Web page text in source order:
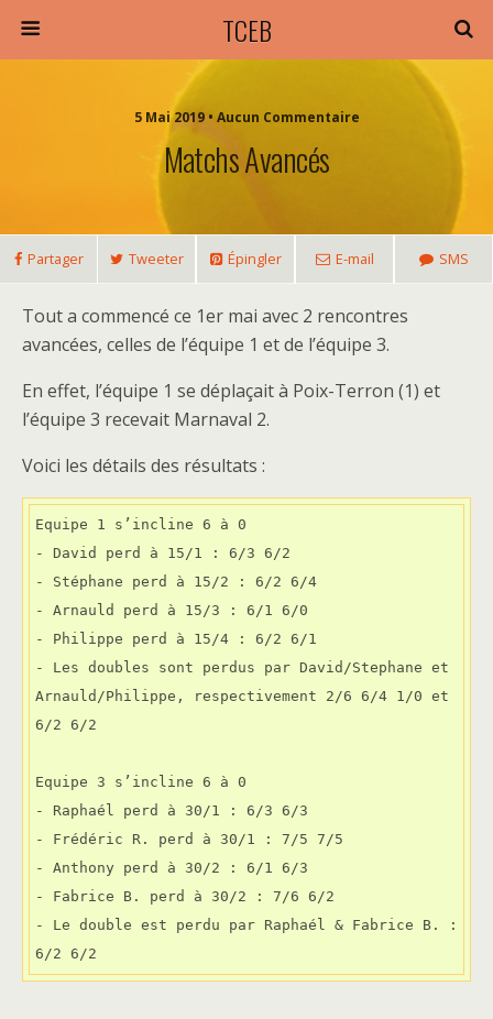
TCEB
5 Mai 2019 • Aucun Commentaire
Matchs Avancés
Partager Tweeter Épingler E-mail SMS
Tout a commencé ce 1er mai avec 2 rencontres
avancées, celles de l’équipe 1 et de l’équipe 3.
En effet, l’équipe 1 se déplaçait à Poix-Terron (1) et
l’équipe 3 recevait Marnaval 2.
Voici les détails des résultats :
Equipe 1 s’incline 6 à 0
- David perd à 15/1 : 6/3 6/2
- Stéphane perd à 15/2 : 6/2 6/4
- Arnauld perd à 15/3 : 6/1 6/0
- Philippe perd à 15/4 : 6/2 6/1
- Les doubles sont perdus par David/Stephane et
Arnauld/Philippe, respectivement 2/6 6/4 1/0 et
6/2 6/2
Equipe 3 s’incline 6 à 0
- Raphaél perd à 30/1 : 6/3 6/3
- Frédéric R. perd à 30/1 : 7/5 7/5
- Anthony perd à 30/2 : 6/1 6/3
- Fabrice B. perd à 30/2 : 7/6 6/2
- Le double est perdu par Raphaél & Fabrice B. :
6/2 6/2